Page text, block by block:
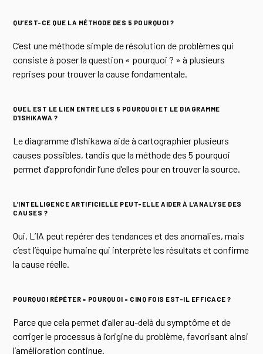
QU’EST-CE QUE LA MÉTHODE DES 5 POURQUOI ?
C’est une méthode simple de résolution de problèmes qui
consiste à poser la question « pourquoi ? » à plusieurs
reprises pour trouver la cause fondamentale.
QUEL EST LE LIEN ENTRE LES 5 POURQUOI ET LE DIAGRAMME
D’ISHIKAWA ?
Le diagramme d’Ishikawa aide à cartographier plusieurs
causes possibles, tandis que la méthode des 5 pourquoi
permet d’approfondir l’une d’elles pour en trouver la source.
L’INTELLIGENCE ARTIFICIELLE PEUT-ELLE AIDER À L’ANALYSE DES
CAUSES ?
Oui. L’IA peut repérer des tendances et des anomalies, mais
c’est l’équipe humaine qui interprète les résultats et confirme
la cause réelle.
POURQUOI RÉPÉTER « POURQUOI » CINQ FOIS EST-IL EFFICACE ?
Parce que cela permet d’aller au-delà du symptôme et de
corriger le processus à l’origine du problème, favorisant ainsi
l’amélioration continue.